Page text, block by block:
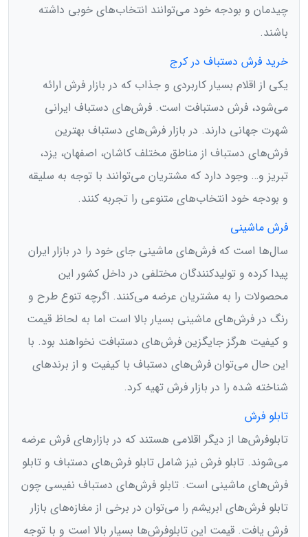
چیدمان و بودجه خود می‌توانند انتخاب‌های خوبی داشته
باشند.
خرید فرش دستباف در کرج
یکی از اقلام بسیار کاربردی و جذاب که در بازار فرش ارائه
می‌شود، فرش دستبافت است. فرش‌های دستباف ایرانی
شهرت جهانی دارند. در بازار فرش‌های دستباف بهترین
فرش‌های دستباف از مناطق مختلف کاشان، اصفهان، یزد،
تبریز و… وجود دارد که مشتریان می‌توانند با توجه به سلیقه
و بودجه خود انتخاب‌های متنوعی را تجربه کنند.
فرش ماشینی
سال‌ها است که فرش‌های ماشینی جای خود را در بازار ایران
پیدا کرده و تولیدکنندگان مختلفی در داخل کشور این
محصولات را به مشتریان عرضه می‌کنند. اگرچه تنوع طرح و
رنگ در فرش‌های ماشینی بسیار بالا است اما به لحاظ قیمت
و کیفیت هرگز جایگزین فرش‌های دستبافت نخواهند بود. با
این حال می‌توان فرش‌های دستباف با کیفیت و از برندهای
شناخته شده را در بازار فرش تهیه کرد.
تابلو فرش
تابلوفرش‌ها از دیگر اقلامی هستند که در بازارهای فرش عرضه
می‌شوند. تابلو فرش نیز شامل تابلو فرش‌های دستباف و تابلو
فرش‌های ماشینی است. تابلو فرش‌های دستباف نفیسی چون
تابلو فرش‌های ابریشم را می‌توان در برخی از مغازه‌های بازار
فرش یافت. قیمت این تابلوفرش‌ها بسیار بالا است و با توجه